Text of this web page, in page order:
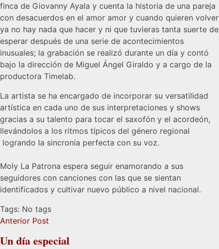
finca de Giovanny Ayala y cuenta la historia de una pareja
con desacuerdos en el amor amor y cuando quieren volver
ya no hay nada que hacer y ni que tuvieras tanta suerte de
esperar después de una serie de acontecimientos
inusuales; la grabación se realizó durante un día y contó
bajo la dirección de Miguel Ángel Giraldo y a cargo de la
productora Timelab.
La artista se ha encargado de incorporar su versatilidad
artística en cada uno de sus interpretaciones y shows
gracias a su talento para tocar el saxofón y el acordeón,
llevándolos a los ritmos típicos del género regional
logrando la sincronía perfecta con su voz.
Moly La Patrona espera seguir enamorando a sus
seguidores con canciones con las que se sientan
identificados y cultivar nuevo público a nivel nacional.
Tags: No tags
Anterior Post
Un día especial